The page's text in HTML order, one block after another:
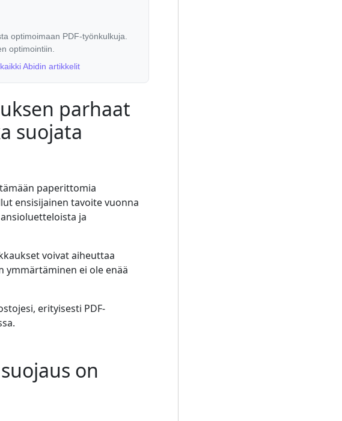
optimoimaan PDF-työnkulkuja.
optimointiin.
Abidin artikkelit
parhaat
suojata
paperittomia
ensisijainen tavoite vuonna
ja
voivat aiheuttaa
ymmärtäminen ei ole enää
erityisesti PDF-
on